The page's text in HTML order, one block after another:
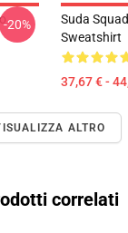
-20%
Suda
Sweatshirt
37,67 € -
ALTRO
correlati